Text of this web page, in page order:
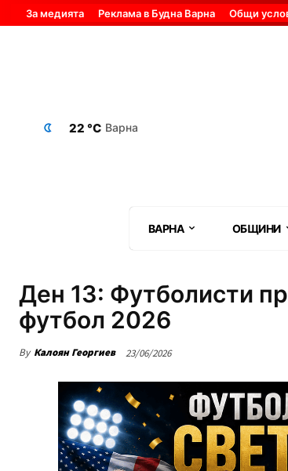
За медията Реклама в Будна Варна Общи
22 °C Варна
ВАРНА ОБЩИНИ
Ден 13: Футболисти
футбол 2026
By Калоян Георгиев 23/06/2026